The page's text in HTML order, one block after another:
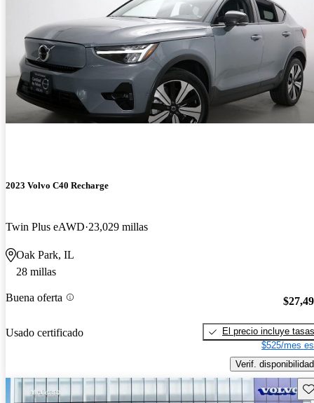
2023 Volvo C40 Recharge
Twin Plus eAWD 23,029 millas
Oak Park, IL
28 millas
Buena oferta
Usado certificado
El precio incluye tasas
$525/mes
Verif. disponibilidad